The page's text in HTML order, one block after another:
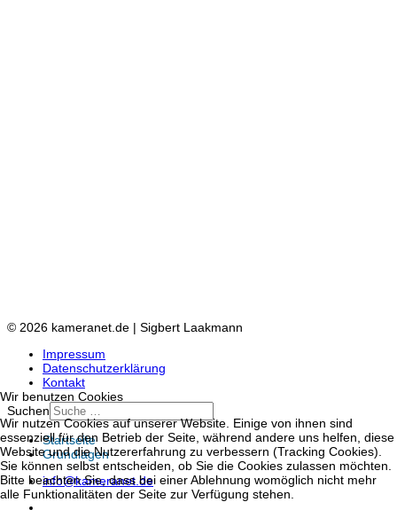
© 2026 kameranet.de | Sigbert Laakmann
Impressum
Datenschutzerklärung
Kontakt
Suchen
Startseite
Grundlagen
info@kameranet.de
Wir benutzen Cookies
Wir nutzen Cookies auf unserer Website. Einige von ihnen sind
essenziell für den Betrieb der Seite, während andere uns helfen, diese
Website und die Nutzererfahrung zu verbessern (Tracking Cookies).
Sie können selbst entscheiden, ob Sie die Cookies zulassen möchten.
Bitte beachten Sie, dass bei einer Ablehnung womöglich nicht mehr
alle Funktionalitäten der Seite zur Verfügung stehen.